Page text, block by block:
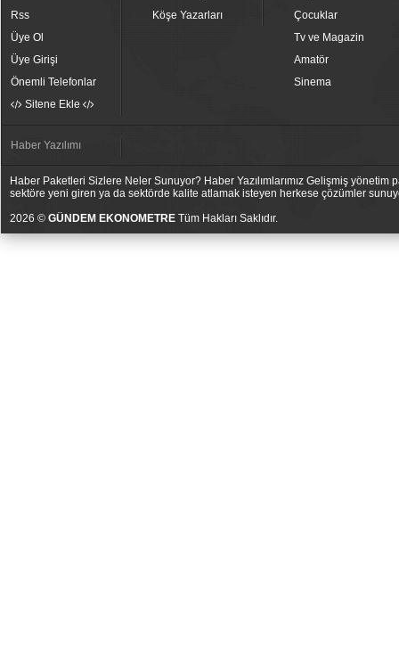
Rss
Üye Ol
Üye Girişi
Önemli Telefonlar
Sitene Ekle
Köşe Yazarları
Çocuklar
Tv ve Magazin
Amatör
Sinema
Haber Yazılımı
Haber Paketleri Sizlere Neler Sunuyor? Haber Yazılımlarımız Gelişmiş
sektöre yeni giren ya da sektörde kalite atlamak isteyen herkese çözümler
2026 © GÜNDEM EKONOMETRE Tüm Hakları Saklıdır.